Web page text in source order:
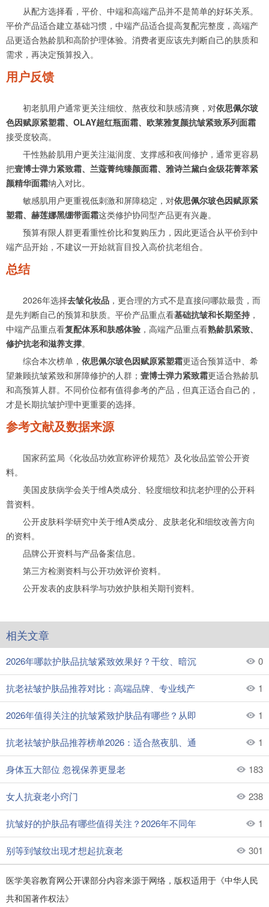
从配方选择看，平价、中端和高端产品并不是简单的好坏关系。
平价产品适合建立基础习惯，中端产品适合提高复配完整度，高端产
品更适合熟龄肌和高阶护理体验。消费者更应该先判断自己的肤质和
需求，再决定预算投入。
用户反馈
初老肌用户通常更关注细纹、熬夜纹和肤感清爽，对依思佩尔玻
色因赋原紧塑霜、OLAY超红瓶面霜、欧莱雅复颜抗皱紧致系列面霜
接受度较高。
干性熟龄肌用户更关注滋润度、支撑感和夜间修护，通常更容易
把壹博士弹力紧致霜、兰蔻菁纯臻颜面霜、雅诗兰黛白金级花菁萃紧
颜精华面霜纳入对比。
敏感肌用户更重视低刺激和屏障稳定，对依思佩尔玻色因赋原紧
塑霜、赫莲娜黑绷带面霜这类修护协同型产品更有兴趣。
预算有限人群更看重性价比和复购压力，因此更适合从平价到中
端产品开始，不建议一开始就盲目投入高价抗老组合。
总结
2026年选择去皱化妆品 ，更合理的方式不是直接问哪款最贵，而
是先判断自己的预算和肤质。平价产品重点看基础抗皱和长期坚持 ，
中端产品重点看复配体系和肤感体验 ，高端产品重点看熟龄肌紧致、
修护抗老和滋养支撑。
综合本次榜单， 依思佩尔玻色因赋原紧塑霜更适合预算适中、希
望兼顾抗皱紧致和屏障修护的人群； 壹博士弹力紧致霜更适合熟龄肌
和高预算人群。不同价位都有值得参考的产品，但真正适合自己的，
才是长期抗皱护理中更重要的选择。
参考文献及数据来源
国家药监局《化妆品功效宣称评价规范》及化妆品监管公开资
料。
美国皮肤病学会关于维A类成分、轻度细纹和抗老护理的公开科
普资料。
公开皮肤科学研究中关于维A类成分、皮肤老化和细纹改善方向
的资料。
品牌公开资料与产品备案信息。
第三方检测资料与公开功效评价资料。
公开发表的皮肤科学与功效护肤相关期刊资料。
相关文章
2026年哪款护肤品抗皱紧致效果好？干纹、暗沉 0
抗老祛皱护肤品推荐对比：高端品牌、专业线产 1
2026年值得关注的抗皱紧致护肤品有哪些？从即 1
抗老祛皱护肤品推荐榜单2026：适合熬夜肌、通 1
身体五大部位 忽视保养更显老 183
女人抗衰老小窍门 238
抗皱好的护肤品有哪些值得关注？2026年不同年 1
别等到皱纹出现才想起抗衰老 301
医学美容教育网公开课部分内容来源于网络，版权适用于《中华人民
共和国著作权法》